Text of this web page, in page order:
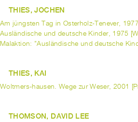
THIES, JOCHEN
Am jüngsten Tag in Osterholz-Tenever, 1977
Ausländische und deutsche Kinder, 1975
Malaktion: "Ausländische und deutsche
THIES, KAI
Woltmers-hausen. Wege zur Weser, 2001
THOMSON, DAVID LEE